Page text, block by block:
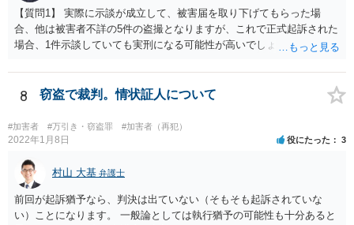
【質問1】 実際に示談が成立して、被害届を取り下げてもらった場
合、他は被害者不詳の5件の盗撮となりますが、これで正式起訴された
場合、1件示談していても実刑になる可能性が高いでしょうか？ →前
て、私は実刑だと思います。 【質問2】 現在の状況で、正式起訴もし
くは実刑を避ける方法、方向性というのは何かございますでしょう
性があるので、一刻も早く治療やカウンセリングを受け、反省を言葉
だけでなく行動で示すことでしょう。 【質問3】 示談をして被害届を
は概ねどれくらいになるでしょうか？ （もちろん確約はないと思いま
すので、ご経験則からの推測で構いません） →都条例違反だけだとす
ると、最大１年半の実刑だと思います（盗撮の上限は１年ですが、複
数件あるので併合罪過重で１．５倍の１年半）。全件示談ができれば
8 窃盗で裁判。情状証人について
#加害者 #万引き・窃盗罪 #加害者（再犯）
2022年1月8日 役にたった 3
村山 大基 弁護士
前回が起訴猶予なら、判決は出ていない（そもそも起訴されていな
い）ことになります。 一般論としては執行猶予の可能性も十分あると